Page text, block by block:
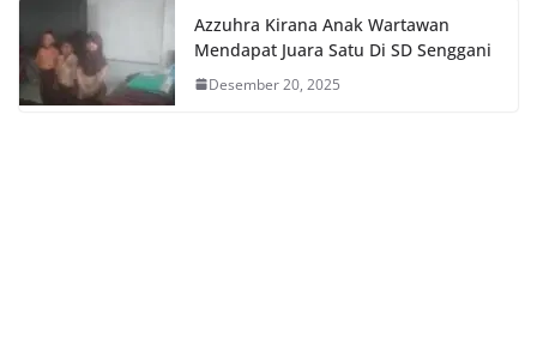
Azzuhra Kirana Anak Wartawan
Mendapat Juara Satu Di SD Senggani
Desember 20, 2025